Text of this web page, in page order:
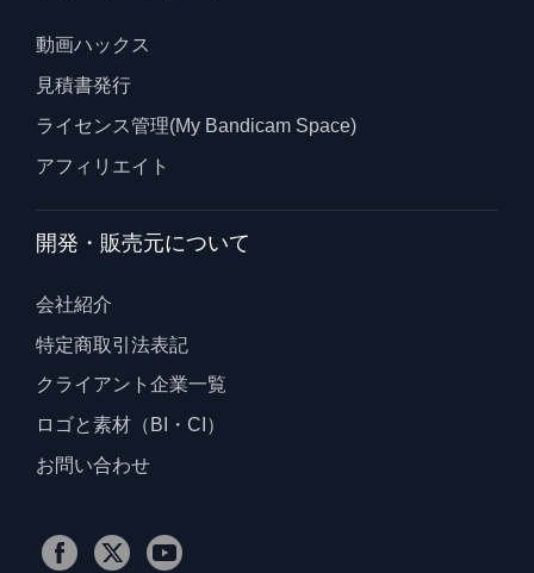
動画ハックス
見積書発行
ライセンス管理(My Bandicam Space)
アフィリエイト
開発・販売元について
会社紹介
特定商取引法表記
クライアント企業一覧
ロゴと素材（BI・CI）
お問い合わせ